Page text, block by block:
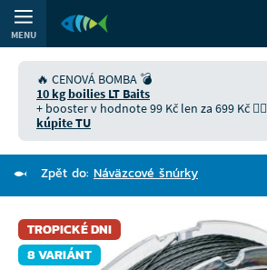
MENU
🔥 CENOVÁ BOMBA 💣
10 kg boilies LT Baits
+ booster v hodnote 99 Kč len za 699 Kč 👉🏻
kúpite TU
Zpět do: Náväzcové šnúrky
TROPICKÉ DNI
8 VARIÁNT